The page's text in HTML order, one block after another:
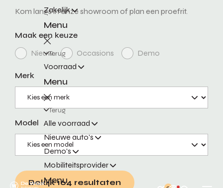
Zakelijk
Menu
Terug
Voorraad
Menu
Terug
Alle voorraad
Nieuwe auto's
Demo's
Mobiliteitsprovider
Menu
Kom langs in onze showroom of plan een proefrit.
Maak een keuze
Nieuw
Occasions Demo
Merk
Model
Bekijk 164 resultaten